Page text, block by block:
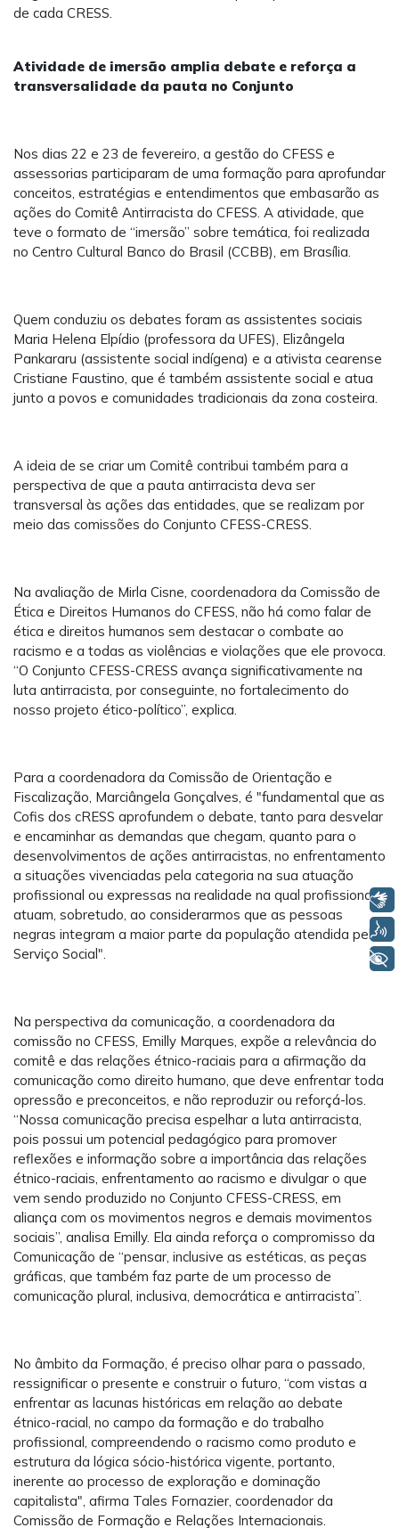
de cada CRESS.
Atividade de imersão amplia debate e reforça a
transversalidade da pauta no Conjunto
Nos dias 22 e 23 de fevereiro, a gestão do CFESS e
assessorias participaram de uma formação para aprofundar
conceitos, estratégias e entendimentos que embasarão as
ações do Comitê Antirracista do CFESS. A atividade, que
teve o formato de “imersão” sobre temática, foi realizada
no Centro Cultural Banco do Brasil (CCBB), em Brasília.
Quem conduziu os debates foram as assistentes sociais
Maria Helena Elpídio (professora da UFES), Elizângela
Pankararu (assistente social indígena) e a ativista cearense
Cristiane Faustino, que é também assistente social e atua
junto a povos e comunidades tradicionais da zona costeira.
A ideia de se criar um Comitê contribui também para a
perspectiva de que a pauta antirracista deva ser
transversal às ações das entidades, que se realizam por
meio das comissões do Conjunto CFESS-CRESS.
Na avaliação de Mirla Cisne, coordenadora da Comissão de
Ética e Direitos Humanos do CFESS, não há como falar de
ética e direitos humanos sem destacar o combate ao
racismo e a todas as violências e violações que ele provoca.
“O Conjunto CFESS-CRESS avança significativamente na
luta antirracista, por conseguinte, no fortalecimento do
nosso projeto ético-político”, explica.
Para a coordenadora da Comissão de Orientação e
Fiscalização, Marciângela Gonçalves, é "fundamental que as
Cofis dos cRESS aprofundem o debate, tanto para desvelar
e encaminhar as demandas que chegam, quanto para o
desenvolvimentos de ações antirracistas, no enfrentamento
a situações vivenciadas pela categoria na sua atuação
profissional ou expressas na realidade na qual profissionais
atuam, sobretudo, ao considerarmos que as pessoas
negras integram a maior parte da população atendida pelo
Serviço Social".
Na perspectiva da comunicação, a coordenadora da
comissão no CFESS, Emilly Marques, expõe a relevância do
comitê e das relações étnico-raciais para a afirmação da
comunicação como direito humano, que deve enfrentar toda
opressão e preconceitos, e não reproduzir ou reforçá-los.
“Nossa comunicação precisa espelhar a luta antirracista,
pois possui um potencial pedagógico para promover
reflexões e informação sobre a importância das relações
étnico-raciais, enfrentamento ao racismo e divulgar o que
vem sendo produzido no Conjunto CFESS-CRESS, em
aliança com os movimentos negros e demais movimentos
sociais”, analisa Emilly. Ela ainda reforça o compromisso da
Comunicação de “pensar, inclusive as estéticas, as peças
gráficas, que também faz parte de um processo de
comunicação plural, inclusiva, democrática e antirracista”.
No âmbito da Formação, é preciso olhar para o passado,
ressignificar o presente e construir o futuro, “com vistas a
enfrentar as lacunas históricas em relação ao debate
étnico-racial, no campo da formação e do trabalho
profissional, compreendendo o racismo como produto e
estrutura da lógica sócio-histórica vigente, portanto,
inerente ao processo de exploração e dominação
capitalista", afirma Tales Fornazier, coordenador da
Comissão de Formação e Relações Internacionais.
Libras
Voz